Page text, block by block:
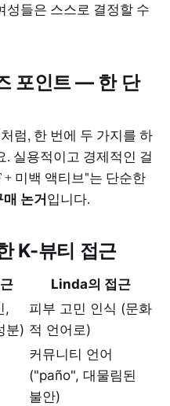
성들은 스스로 결정할 수
포인트 — 한 단
럼, 한 번에 두 가지를 하
. 실용적이고 경제적인 걸
미백 액티브"는 단순한
논거입니다.
K-뷰티 접근
Linda의 접근
,
분)
피부 고민 인식 (문화
적 언어로)
커뮤니티 언어
("paño", 대물림된
불안)